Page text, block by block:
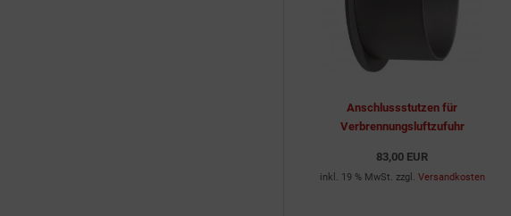
Anschlussstutzen für
Verbrennungsluftzufuhr
83,00 EUR
inkl. 19 % MwSt. zzgl. Versandkosten